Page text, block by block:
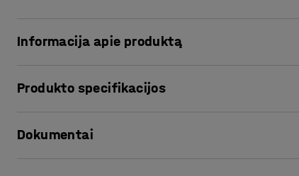
Informacija apie produktą
žymėjimo juosta yra dengta vinilu. Ji tvirtinama prie
Produkto specifikacijos
Plotis: 25 mm
Dokumentai